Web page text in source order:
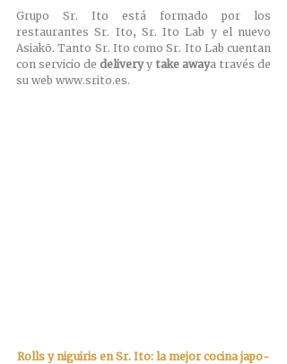
Grupo Sr. Ito está formado por los
restaurantes Sr. Ito, Sr. Ito Lab y el nuevo
Asiakō. Tanto Sr. Ito como Sr. Ito Lab cuentan
con servicio de delivery y take awaya través de
su web www.srito.es.
Rolls y niguiris en Sr. Ito: la mejor cocina japo-